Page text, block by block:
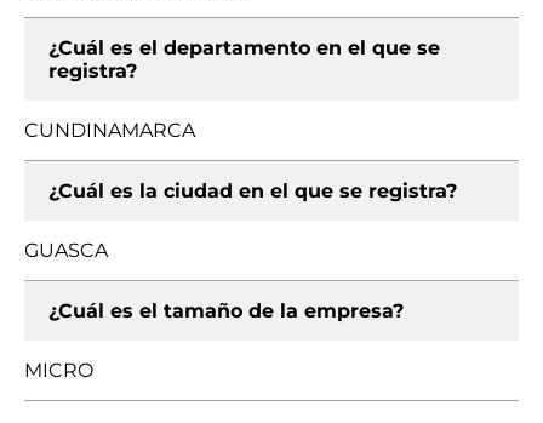
¿Cuál es el departamento en el que se
registra?
CUNDINAMARCA
¿Cuál es la ciudad en el que se registra?
GUASCA
¿Cuál es el tamaño de la empresa?
MICRO